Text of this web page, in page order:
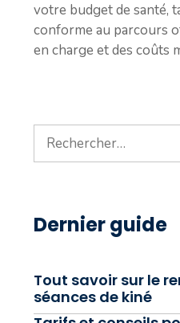
votre budget de santé,
conforme au parcours
en charge et des coûts
Rechercher :
Dernier guide
Tout savoir sur le
séances de kiné